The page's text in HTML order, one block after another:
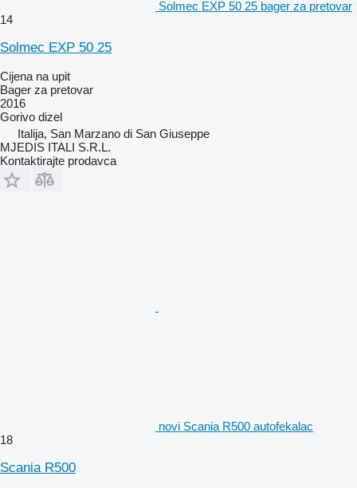
Solmec EXP 50 25 bager za pretovar
14
Solmec EXP 50 25
Cijena na upit
Bager za pretovar
2016
Gorivo dizel
Italija, San Marzano di San Giuseppe
MJEDIS ITALI S.R.L.
Kontaktirajte prodavca
novi Scania R500 autofekalac
18
Scania R500